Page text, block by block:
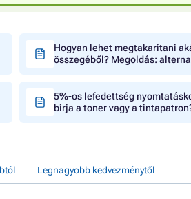
Hogyan lehet megtakarítani
összegéből? Megoldás:
5%-os lefedettség
bírja a toner vagy a
Legnagyobb kedvezménytől